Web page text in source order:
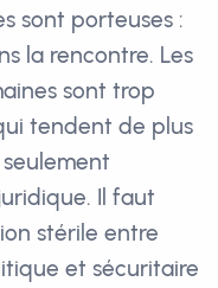
sont porteuses :
la rencontre. Les
sont trop
tendent de plus
Il faut
stérile entre
et sécuritaire